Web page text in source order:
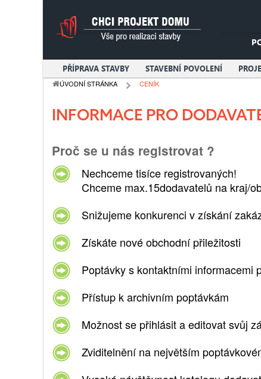
PŘÍPRAVA STAVBY STAVEBNÍ POVOLENÍ
ÚVODNÍ STRÁNKA CENÍK
INFORMACE PRO
Proč se u nás registrovat ?
Nechceme tisíce registrovaných!
Chceme max.15dodavatelů na kraj/
Snižujeme konkurenci v získání
Získáte nové obchodní přiležitosti
Poptávky s kontaktními informacemi
Přístup k archivním poptávkám
Možnost se přihlásita editovat svůj
Zviditelnění na největším